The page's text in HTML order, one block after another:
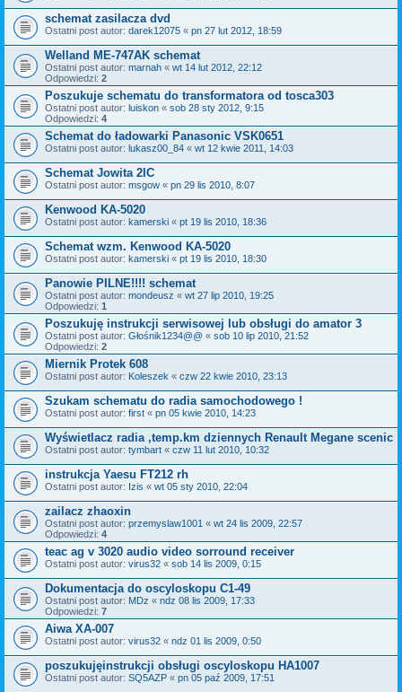
schemat zasilacza dvd
Ostatni post autor: darek12075 « pn 27 lut 2012, 18:59
Welland ME-747AK schemat
Ostatni post autor: marnah « wt 14 lut 2012, 22:12
Odpowiedzi: 2
Poszukuje schematu do transformatora od tosca303
Ostatni post autor: luiskon « sob 28 sty 2012, 9:15
Odpowiedzi: 4
Schemat do ładowarki Panasonic VSK0651
Ostatni post autor: lukasz00_84 « wt 12 kwie 2011, 14:03
Schemat Jowita 2IC
Ostatni post autor: msgow « pn 29 lis 2010, 8:07
Kenwood KA-5020
Ostatni post autor: kamerski « pt 19 lis 2010, 18:36
Schemat wzm. Kenwood KA-5020
Ostatni post autor: kamerski « pt 19 lis 2010, 18:30
Panowie PILNE!!!! schemat
Ostatni post autor: mondeusz « wt 27 lip 2010, 19:25
Odpowiedzi: 1
Poszukuję instrukcji serwisowej lub obsługi do amator 3
Ostatni post autor: Głośnik1234@@ « sob 10 lip 2010, 21:52
Odpowiedzi: 2
Miernik Protek 608
Ostatni post autor: Koleszek « czw 22 kwie 2010, 23:13
Szukam schematu do radia samochodowego !
Ostatni post autor: first « pn 05 kwie 2010, 14:23
Wyświetlacz radia ,temp.km dziennych Renault Megane scenic
Ostatni post autor: tymbart « czw 11 lut 2010, 10:32
instrukcja Yaesu FT212 rh
Ostatni post autor: Izis « wt 05 sty 2010, 22:04
zailacz zhaoxin
Ostatni post autor: przemyslaw1001 « wt 24 lis 2009, 22:57
Odpowiedzi: 4
teac ag v 3020 audio video sorround receiver
Ostatni post autor: virus32 « sob 14 lis 2009, 0:15
Dokumentacja do oscyloskopu C1-49
Ostatni post autor: MDz « ndz 08 lis 2009, 17:33
Odpowiedzi: 7
Aiwa XA-007
Ostatni post autor: virus32 « ndz 01 lis 2009, 0:50
poszukujęinstrukcji obsługi oscyloskopu HA1007
Ostatni post autor: SQ5AZP « pn 05 paź 2009, 17:51